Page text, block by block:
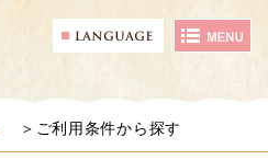
ご利用条件から探す